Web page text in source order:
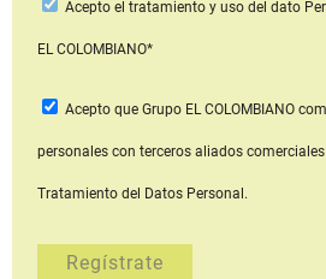
Acepto el tratamiento y uso del dato
EL COLOMBIANO*
Acepto que Grupo EL COLOMBIANO
personales con terceros aliados comerciales
Tratamiento del Datos Personal.